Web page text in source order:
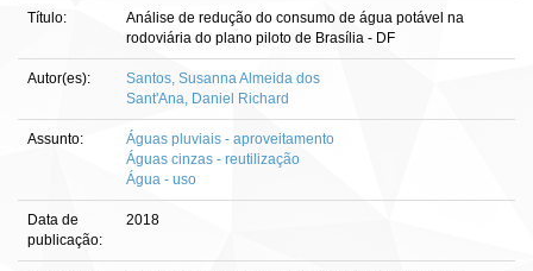
Título:
Análise de redução do consumo de água potável na
rodoviária do plano piloto de Brasília - DF
Autor(es):
Santos, Susanna Almeida dos
Sant'Ana, Daniel Richard
Assunto:
Águas pluviais - aproveitamento
Águas cinzas - reutilização
Água - uso
Data de
publicação:
2018